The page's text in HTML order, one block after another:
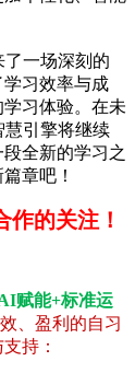
一场深刻的
习效率与成
习体验。在未
引擎将继续
全新的学习之
章吧！
的关注！
赋能+标准运
、盈利的自习
持：